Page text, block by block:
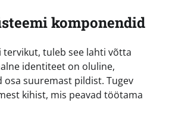
komponendid
tervikut, tuleb see lahti võtta
identiteet on oluline,
osa suuremast pildist. Tugev
kihist, mis peavad töötama